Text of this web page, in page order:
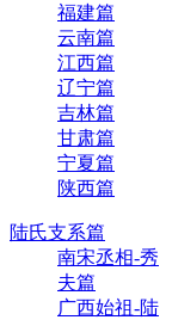
福建篇
云南篇
江西篇
辽宁篇
吉林篇
甘肃篇
宁夏篇
陕西篇
陆氏支系篇
南宋丞相-秀
夫篇
广西始祖-陆